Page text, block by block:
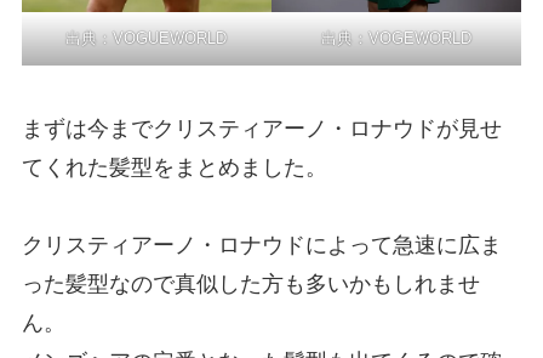
出典：VOGUEWORLD 出典：VOGEWORLD
まずは今までクリスティアーノ・ロナウドが見せ
てくれた髪型をまとめました。
クリスティアーノ・ロナウドによって急速に広ま
った髪型なので真似した方も多いかもしれませ
ん。